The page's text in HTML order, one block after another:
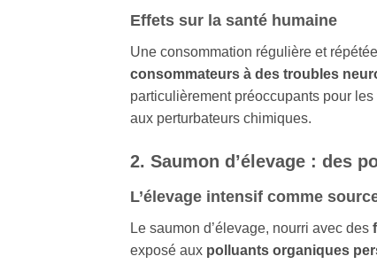
Effets sur la santé humaine
Une consommation régulière et
consommateurs à des troubles
particulièrement préoccupants pour les
aux perturbateurs chimiques.
2. Saumon d’élevage : des
L’élevage intensif comme
Le saumon d’élevage, nourri avec des
exposé aux polluants organiques